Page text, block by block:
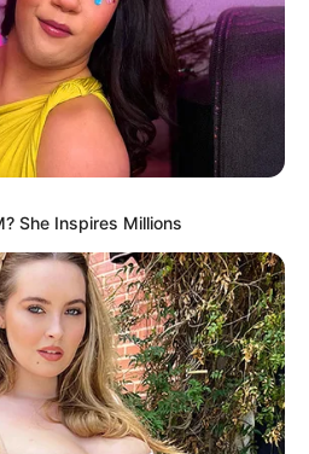
ΠΟΙΟΣ ΣΚΟΤΩΣΕ ΤΟΝ
ΚΑΠΟΔΙΣΤΡΙΑ;;[Η δολοφονία
του Καποδίστρια – Ποιοι
ήταν οι πραγματικοί...
She Inspires Millions